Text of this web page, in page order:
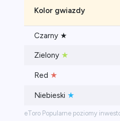
eToro Popularne poziomy
Kolor gwiazdy
Czarny ★
Zielony ★
Red ★
Niebieski ★